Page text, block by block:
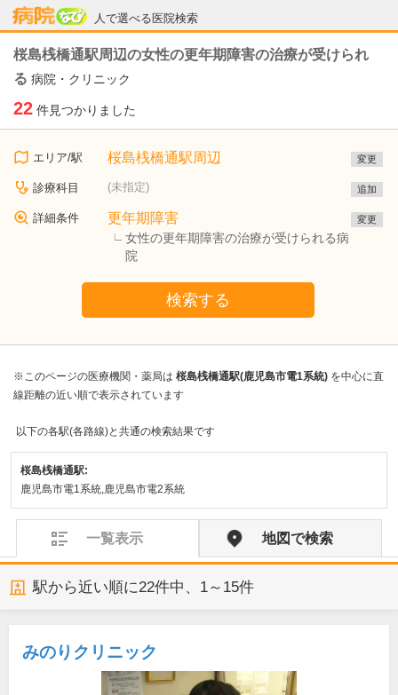
人で選べる医院検索
病院なび
桜島桟橋通駅周辺の女性の更年期障害の治療が受けられ
る 病院・クリニック
22 件見つかりました
エリア/駅 桜島桟橋通駅周辺 変更
診療科目 (未指定) 追加
詳細条件 更年期障害
女性の更年期障害の治療が受けられる病
院
変更
検索する
※このページの医療機関・薬局は 桜島桟橋通駅(鹿児島市電1系統) を中心に直
線距離の近い順で表示されています
以下の各駅(各路線)と共通の検索結果です
桜島桟橋通駅:
鹿児島市電1系統,鹿児島市電2系統
一覧表示 地図で検索
駅から近い順に22件中、 1～15件
みのりクリニック